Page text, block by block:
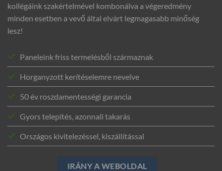
kollégáink szakértelmével kombonálva a végeredmény
minden esetben a vevő által elvárt legmagasabb minőség
lesz!
Paneleink friss termelésből származnak
Horganyzott kerítéselemre nevelve
50 év roszdamentességi garancia
Gyors telepítés, azonnali takarás
Országos kivitelezéssel, kiszállítással
IRÁNY A WEBOLDAL